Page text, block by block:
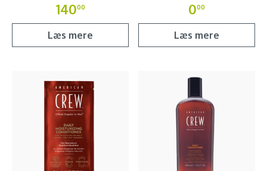
14000
Læs mere
000
Læs mere